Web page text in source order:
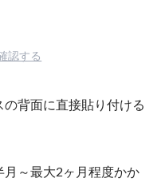
認する
背面に直接貼り付ける
～最大2ヶ月程度かか